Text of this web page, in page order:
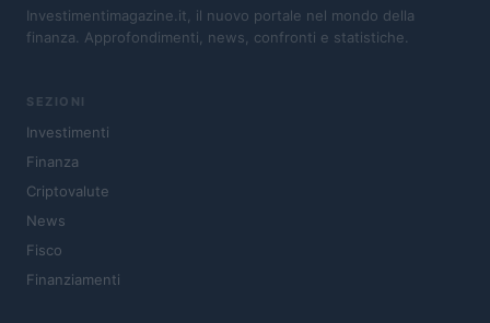
Investimentimagazine.it, il nuovo portale nel mondo della
finanza. Approfondimenti, news, confronti e statistiche.
SEZIONI
Investimenti
Finanza
Criptovalute
News
Fisco
Finanziamenti